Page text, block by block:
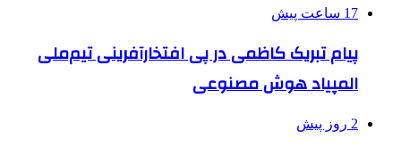
17 ساعت پیش
پیام تبریک کاظمی در پی افتخارآفرینی تیم‌ملی
المپیاد هوش مصنوعی
2 روز پیش